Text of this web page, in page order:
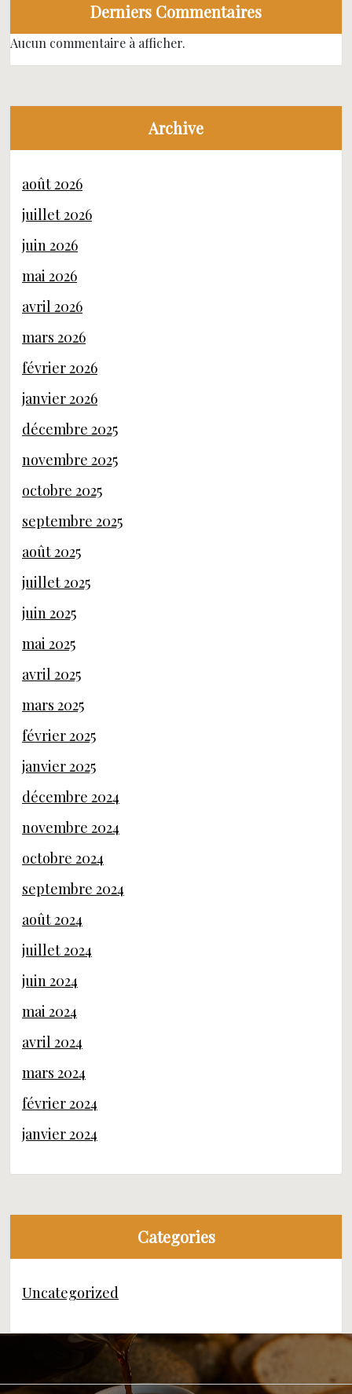
Derniers Commentaires
Aucun commentaire à afficher.
Archive
août 2026
juillet 2026
juin 2026
mai 2026
avril 2026
mars 2026
février 2026
janvier 2026
décembre 2025
novembre 2025
octobre 2025
septembre 2025
août 2025
juillet 2025
juin 2025
mai 2025
avril 2025
mars 2025
février 2025
janvier 2025
décembre 2024
novembre 2024
octobre 2024
septembre 2024
août 2024
juillet 2024
juin 2024
mai 2024
avril 2024
mars 2024
février 2024
janvier 2024
Categories
Uncategorized